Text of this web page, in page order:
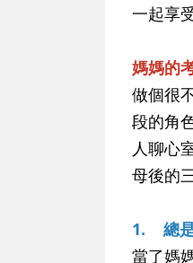
一起享
媽媽的
做個很
段的角
人聊心
母後的
1. 總是
當了媽